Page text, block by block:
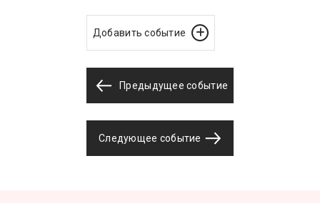
Добавить событие
Предыдущее событие
Следующее событие